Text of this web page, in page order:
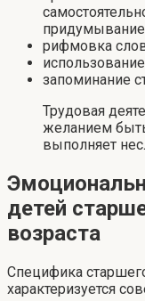
рифмовка
запоминание
Трудовая
желанием
выполняет
детей
возраста
Специфика
характеризуется